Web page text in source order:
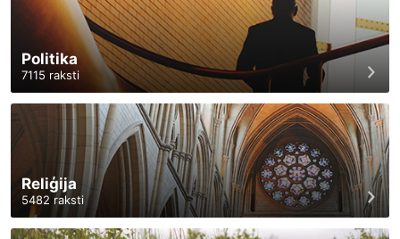
Politika
7115 raksti
Reliģija
5482 raksti